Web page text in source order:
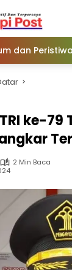
dan Peristiwa
ke-79
2 Min Baca